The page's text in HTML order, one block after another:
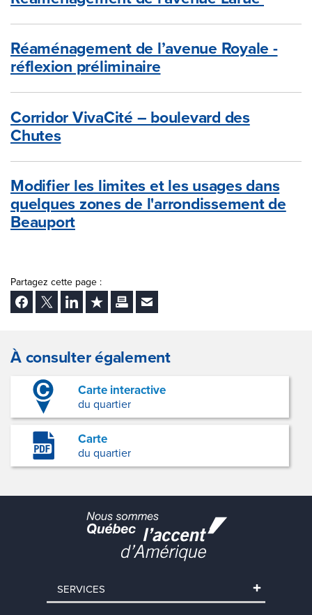
Réaménagement de l’avenue Royale -
réflexion préliminaire
Corridor VivaCité – boulevard des
Chutes
Modifier les limites et les usages dans
quelques zones de l'arrondissement de
Beauport
Partagez cette page :
Facebook
Twitter LinkedInAjouter aux favoris
ImprimerEnvoyer Ã un ami
À consulter également
Carte interactive
du quartier
Carte
du quartier
SERVICES